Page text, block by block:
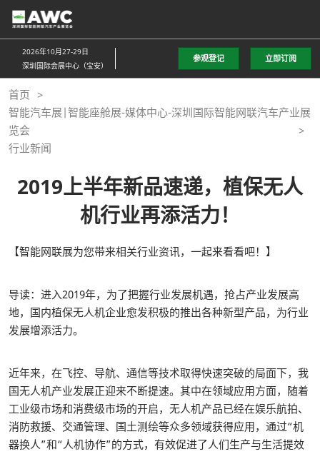
直
接
跳
至
内
容
2026年10月27-29日
深圳国际会展中心（宝安）
参观登记 立即订阅
首页
智能汽车展|智能座舱展-媒体中心-深圳国际智能网联汽车产业展
览会
行业新闻
2019上半年新品速递，植保无人
机行业再添活力！
【智能网联展为您带来相关行业资讯，一起来看看吧！】
导读：进入2019年，为了把握行业发展机遇，抢占产业发展高
地，国内植保无人机企业愈发积极的推出各种新型产品，为行业
发展增添活力。
近年来，在飞控、导航、通信等技术取得快速突破的局面下，我
国无人机产业发展正迎来不断提速。其中在领域应用方面，随着
工业级市场和消费级市场的开启，无人机产品已经在娱乐航拍、
消防救援、交通管理、国土测绘等众多领域获得应用，通过“机
器换人”和“人机协作”的方式，有效促进了人们生产与生活提效